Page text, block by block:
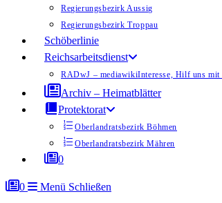
Regierungsbezirk Aussig
Regierungsbezirk Troppau
Schöberlinie
Reichsarbeitsdienst
RADwJ – mediawikiInteresse, Hilf uns mit
Archiv – Heimatblätter
Protektorat
Oberlandratsbezirk Böhmen
Oberlandratsbezirk Mähren
0
0 Menü Schließen